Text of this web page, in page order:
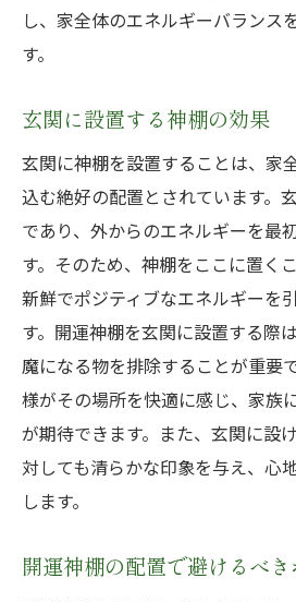
し、家全体のエネルギーバランス
す。
玄関に設置する神棚の効果
玄関に神棚を設置することは、家
込む絶好の配置とされています。
であり、外からのエネルギーを最
す。そのため、神棚をここに置く
新鮮でポジティブなエネルギーを
す。開運神棚を玄関に設置する際
魔になる物を排除することが重要
様がその場所を快適に感じ、家族
が期待できます。また、玄関に設
対しても清らかな印象を与え、心
します。
開運神棚の配置で避けるべき